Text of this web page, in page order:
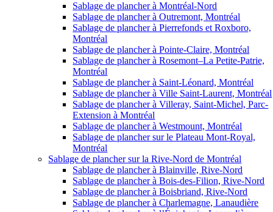
Sablage de plancher à Montréal-Nord
Sablage de plancher à Outremont, Montréal
Sablage de plancher à Pierrefonds et Roxboro,
Montréal
Sablage de plancher à Pointe-Claire, Montréal
Sablage de plancher à Rosemont–La Petite-Patrie,
Montréal
Sablage de plancher à Saint-Léonard, Montréal
Sablage de plancher à Ville Saint-Laurent, Montréal
Sablage de plancher à Villeray, Saint-Michel, Parc-
Extension à Montréal
Sablage de plancher à Westmount, Montréal
Sablage de plancher sur le Plateau Mont-Royal,
Montréal
Sablage de plancher sur la Rive-Nord de Montréal
Sablage de plancher à Blainville, Rive-Nord
Sablage de plancher à Bois-des-Filion, Rive-Nord
Sablage de plancher à Boisbriand, Rive-Nord
Sablage de plancher à Charlemagne, Lanaudière